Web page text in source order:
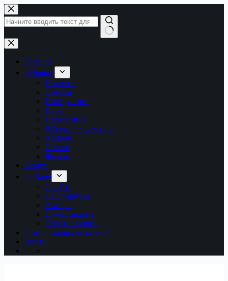
Перейти
к
сути
Ничего
не
найденоГлавная
Рубрики
Новости
Обзоры
Инструкции
Игры
Программы
Рабочее окружение
Android
Сервер
Железо
Форум
LTB.net
О сайте
Наши друзья
Авторы
Пожертвовать
Обратная связь
Статьи наших читателей
Войти